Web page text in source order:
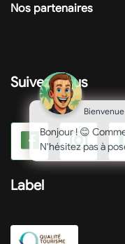
Nos partenaires
Suivez-nous
Label
Bonjour ! 😊
N'hésitez pas à